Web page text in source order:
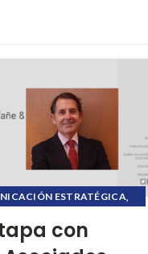
ESTRATÉGICA,
FINANCIERA
con